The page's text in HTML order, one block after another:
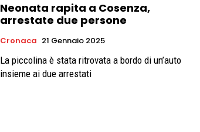
Neonata rapita a Cosenza,
arrestate due persone
Cronaca 21 Gennaio 2025
La piccolina è stata ritrovata a bordo di un’auto
insieme ai due arrestati